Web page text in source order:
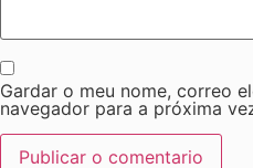
Gardar o meu nome, correo
navegador para a próxima